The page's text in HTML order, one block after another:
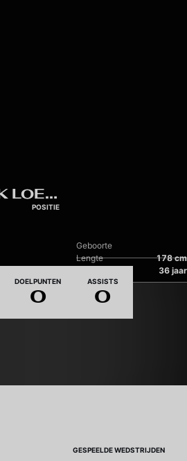
YANNICK LOEMBA
POSITIE
Lengte 178 cm
Geboorte
36 jaar
DOELPUNTEN
0
ASSISTS
0
GESPEELDE WEDSTRIJDEN